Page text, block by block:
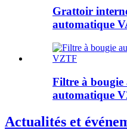
Grattoir
automatique
Filtre à
automatique
Actualités et